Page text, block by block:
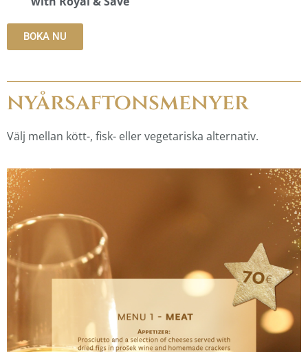
BOKA NU
nyårsaftonsmenyer
Välj mellan kött-, fisk- eller vegetariska alternativ.